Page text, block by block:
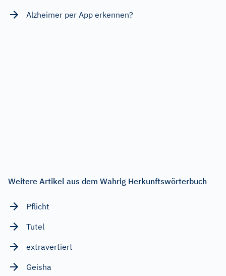
Alzheimer per App erkennen?
Weitere Artikel aus dem Wahrig Herkunftswörterbuch
Pflicht
Tutel
extravertiert
Geisha